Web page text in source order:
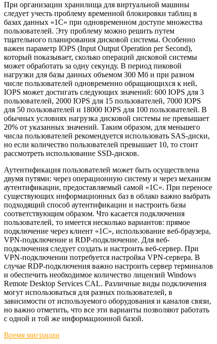
При организации хранилища для виртуальной машины
следует учесть проблему временной блокировки таблиц в
базах данных «1С» при одновременном доступе множества
пользователей. Эту проблему можно решить путем
тщательного планирования дисковой системы. Особенно
важен параметр IOPS (Input Output Operation per Second),
который показывает, сколько операций дисковой системы
может обработать за одну секунду. В период пиковой
нагрузки для базы данных объемом 300 Мб и при разном
числе пользователей одновременно обращающихся к ней,
IOPS может достигать следующих значений: 600 IOPS для 3
пользователей, 2000 IOPS для 15 пользователей, 7000 IOPS
для 50 пользователей и 18000 IOPS для 100 пользователей. В
обычных условиях нагрузка дисковой системы не превышает
20% от указанных значений. Таким образом, для меньшего
числа пользователей рекомендуется использовать SAS-диски,
но если количество пользователей превышает 10, то стоит
рассмотреть использование SSD-дисков.
Аутентификация пользователей может быть осуществлена
двумя путями: через операционную систему и через механизм
аутентификации, предоставляемый самой «1С». При переносе
существующих информационных баз в облако важно выбрать
подходящий способ аутентификации и настроить базы
соответствующим образом. Что касается подключения
пользователей, то имеется несколько вариантов: прямое
подключение через клиент «1С», использование веб-браузера,
VPN-подключение и RDP-подключение. Для веб-
подключения следует создать и настроить веб-сервер. При
VPN-подключении потребуется настройка VPN-сервера. В
случае RDP-подключения важно настроить сервер терминалов
и обеспечить необходимое количество лицензий Windows
Remote Desktop Services CAL. Различные виды подключения
могут использоваться для разных пользователей, в
зависимости от используемого оборудования и каналов связи,
но важно отметить, что все эти варианты позволяют работать
с одной и той же информационной базой.
Время миграции